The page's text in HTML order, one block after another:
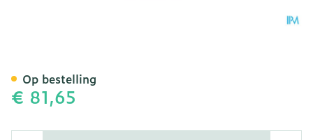
€ 81,65
Op bestelling